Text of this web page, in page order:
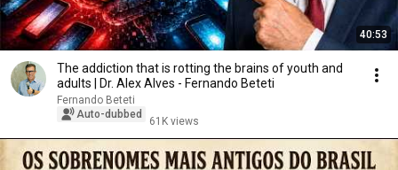
40:53
The addiction that is rotting the brains of youth and
adults | Dr. Alex Alves - Fernando Beteti
Fernando Beteti
Auto-dubbed
61K views